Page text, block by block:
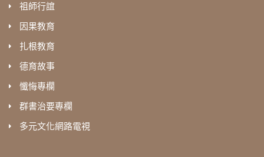
祖師行誼
因果教育
扎根教育
德育故事
懺悔專欄
群書治要專欄
多元文化網路電視